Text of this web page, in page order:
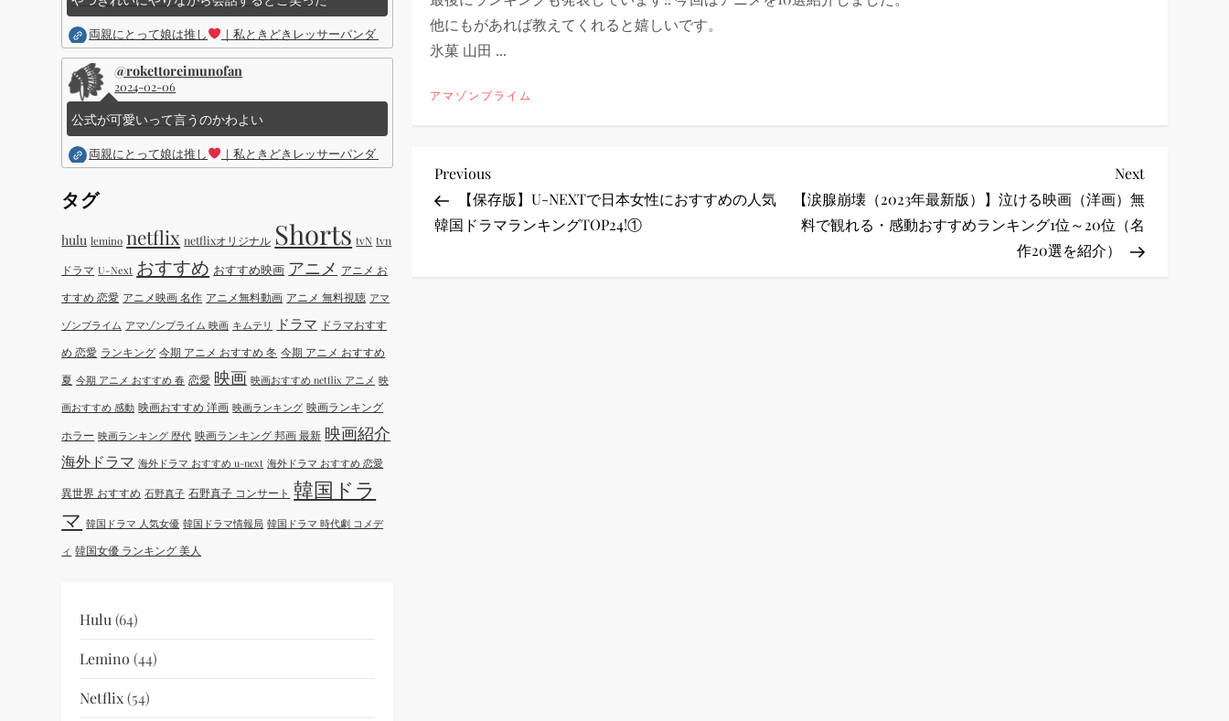
他にもがあれば教えてくれると嬉しいです。
氷菓 山田 ...
アマゾンプライム
投
稿
Previous
Post
Previous
【保存版】U-NEXTで日本女性におすすめの人気
韓国ドラマランキングTOP24!①
Next
Post
Next
【涙腺崩壊（2023年最新版）】泣ける映画（洋画）無
料で観れる・感動おすすめランキング1位～20位（名
作20選を紹介）
両親にとって娘は推し ｜私ときどきレッサーパンダ ｜Disney (ディズニープラス）
@rokettoreimunofan
2024-02-06
公式が可愛いって言うのかわよい
両親にとって娘は推し ｜私ときどきレッサーパンダ ｜Disney (ディズニープラス）
タグ
hulu lemino netflix netflixオリジナル Shorts tvN tvn
ドラマ U-Next おすすめ おすすめ映画 アニメ アニメ お
すすめ 恋愛 アニメ映画 名作 アニメ無料動画 アニメ 無料視聴 アマ
ゾンプライム アマゾンプライム 映画 キムテリ ドラマ ドラマおすす
め 恋愛 ランキング 今期 アニメ おすすめ 冬 今期 アニメ おすすめ
夏 今期 アニメ おすすめ 春 恋愛 映画 映画おすすめ netflix アニメ 映
画おすすめ 感動 映画おすすめ 洋画 映画ランキング 映画ランキング
ホラー 映画ランキング 歴代 映画ランキング 邦画 最新 映画紹介
海外ドラマ 海外ドラマ おすすめ u-next 海外ドラマ おすすめ 恋愛
異世界 おすすめ 石野真子 石野真子 コンサート 韓国ドラ
マ 韓国ドラマ 人気女優 韓国ドラマ情報局 韓国ドラマ 時代劇 コメデ
ィ 韓国女優 ランキング 美人
Hulu (64)
Lemino (44)
Netflix(54)